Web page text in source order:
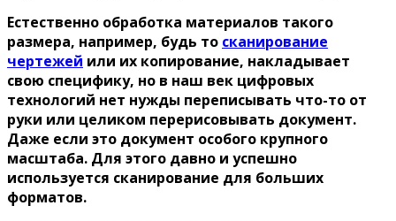
Естественно обработка материалов такого
размера, например, будь то сканирование
чертежей или их копирование, накладывает
свою специфику, но в наш век цифровых
технологий нет нужды переписывать что-то от
руки или целиком перерисовывать документ.
Даже если это документ особого крупного
масштаба. Для этого давно и успешно
используется сканирование для больших
форматов.